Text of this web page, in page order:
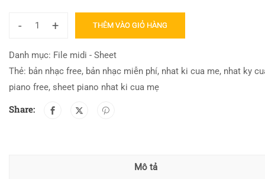
- + THÊM VÀO GIỎ HÀNG
Danh mục: File midi - Sheet
Thẻ: bản nhạc free, bản nhạc miễn phí, nhat ki cua me, nhat ky
piano free, sheet piano nhat ki cua mẹ
Share:
Mô tả